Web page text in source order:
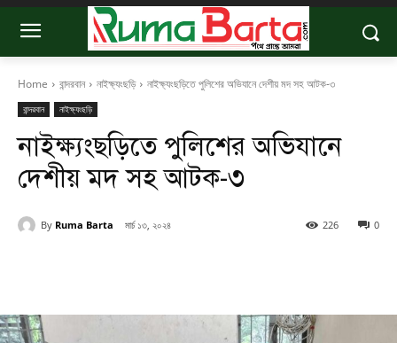
Home বান্দরবান নাইক্ষ্যংছড়ি নাইক্ষ্যংছড়িতে পুলিশের অভিযানে দেশীয় মদ সহ আটক-৩
বান্দরবান নাইক্ষ্যংছড়ি
নাইক্ষ্যংছড়িতে পুলিশের অভিযানে
দেশীয় মদ সহ আটক-৩
By Ruma Barta মার্চ ১৩, ২০২৪ 0
226